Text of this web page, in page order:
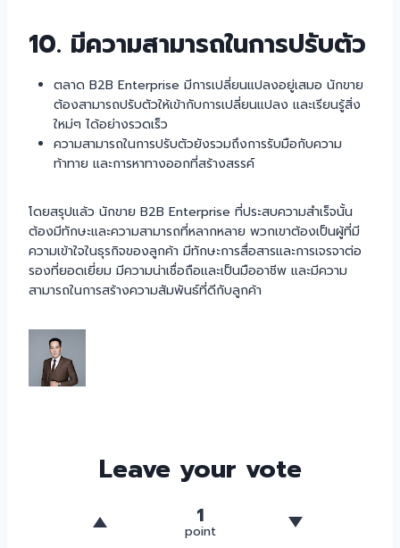
10. มีความสามารถในการปรับตัว
ตลาด B2B Enterprise มีการเปลี่ยนแปลงอยู่เสมอ นักขาย
ต้องสามารถปรับตัวให้เข้ากับการเปลี่ยนแปลง และเรียนรู้สิ่ง
ใหม่ๆ ได้อย่างรวดเร็ว
ความสามารถในการปรับตัวยังรวมถึงการรับมือกับความ
ท้าทาย และการหาทางออกที่สร้างสรรค์
โดยสรุปแล้ว นักขาย B2B Enterprise ที่ประสบความสำเร็จนั้น
ต้องมีทักษะและความสามารถที่หลากหลาย พวกเขาต้องเป็นผู้ที่มี
ความเข้าใจในธุรกิจของลูกค้า มีทักษะการสื่อสารและการเจรจาต่อ
รองที่ยอดเยี่ยม มีความน่าเชื่อถือและเป็นมืออาชีพ และมีความ
สามารถในการสร้างความสัมพันธ์ที่ดีกับลูกค้า
Leave your vote
1
point